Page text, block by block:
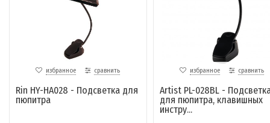
избранное сравнить
Rin HY-HA028 - Подсветка для
пюпитра
избранное сравнить
Artist PL-028BL -
для пюпитра, клавишных
инстру...